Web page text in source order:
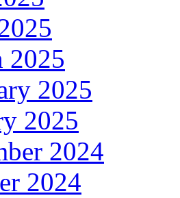
2025
2025
2025
2024
2024